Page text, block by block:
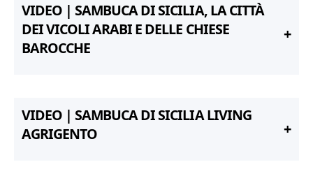
VIDEO | SAMBUCA DI SICILIA, LA CITTÀ
DEI VICOLI ARABI E DELLE CHIESE
BAROCCHE
VIDEO | SAMBUCA DI SICILIA LIVING
AGRIGENTO